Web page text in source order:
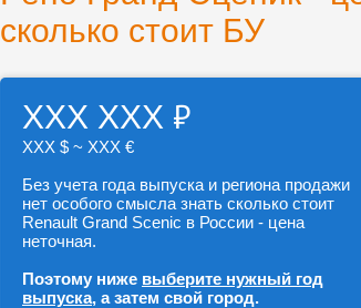
сколько стоит БУ
ХХХ ХХХ ₽
ХХХ $ ~ ХХХ €
Без учета года выпуска и региона продажи
нет особого смысла знать сколько стоит
Renault Grand Scenic в России - цена
неточная.
Поэтому ниже выберите нужный год
выпуска, а затем свой город.